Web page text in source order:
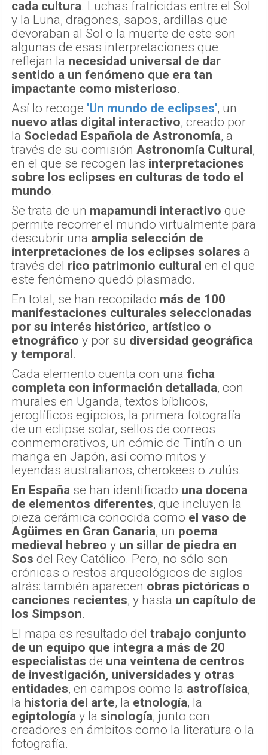
cada cultura. Luchas fratricidas entre el Sol
y la Luna, dragones, sapos, ardillas que
devoraban al Sol o la muerte de este son
algunas de esas interpretaciones que
reflejan la necesidad universal de dar
sentido a un fenómeno que era tan
impactante como misterioso.
Así lo recoge 'Un mundo de eclipses', un
nuevo atlas digital interactivo, creado por
la Sociedad Española de Astronomía, a
través de su comisión Astronomía Cultural,
en el que se recogen las interpretaciones
sobre los eclipses en culturas de todo el
mundo.
Se trata de un mapamundi interactivo que
permite recorrer el mundo virtualmente para
descubrir una amplia selección de
interpretaciones de los eclipses solares a
través del rico patrimonio cultural en el que
este fenómeno quedó plasmado.
En total, se han recopilado más de 100
manifestaciones culturales seleccionadas
por su interés histórico, artístico o
etnográfico y por su diversidad geográfica
y temporal.
Cada elemento cuenta con una ficha
completa con información detallada, con
murales en Uganda, textos bíblicos,
jeroglíficos egipcios, la primera fotografía
de un eclipse solar, sellos de correos
conmemorativos, un cómic de Tintín o un
manga en Japón, así como mitos y
leyendas australianos, cherokees o zulús.
En España se han identificado una docena
de elementos diferentes, que incluyen la
pieza cerámica conocida como el vaso de
Agüimes en Gran Canaria, un poema
medieval hebreo y un sillar de piedra en
Sos del Rey Católico. Pero, no sólo son
crónicas o restos arqueológicos de siglos
atrás: también aparecen obras pictóricas o
canciones recientes, y hasta un capítulo de
los Simpson.
El mapa es resultado del trabajo conjunto
de un equipo que integra a más de 20
especialistas de una veintena de centros
de investigación, universidades y otras
entidades, en campos como la astrofísica,
la historia del arte, la etnología, la
egiptología y la sinología, junto con
creadores en ámbitos como la literatura o la
fotografía.